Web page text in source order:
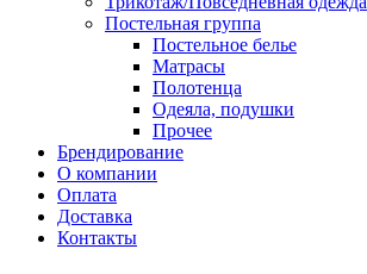
Постельная группа
Постельное белье
Матрасы
Полотенца
Одеяла, подушки
Прочее
Брендирование
О компании
Оплата
Доставка
Контакты